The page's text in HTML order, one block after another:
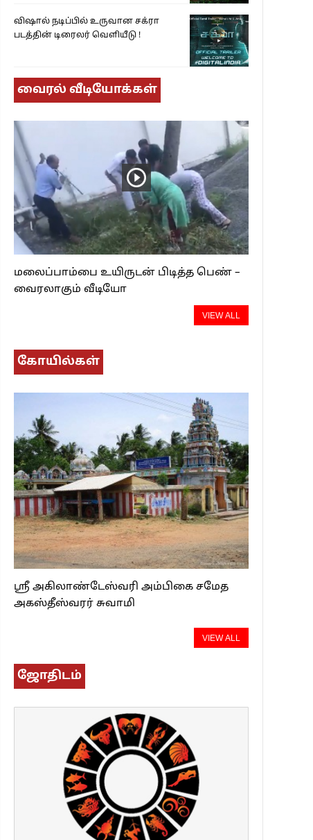
விஷால் நடிப்பில் உருவான சக்ரா
படத்தின் டிரைலர் வெளியீடு !
வைரல் வீடியோக்கள்
மலைப்பாம்பை உயிருடன் பிடித்த பெண் –
வைரலாகும் வீடியோ
VIEW ALL
கோயில்கள்
ஸ்ரீ அகிலாண்டேஸ்வரி அம்பிகை சமேத
அகஸ்தீஸ்வரர் சுவாமி
VIEW ALL
ஜோதிடம்